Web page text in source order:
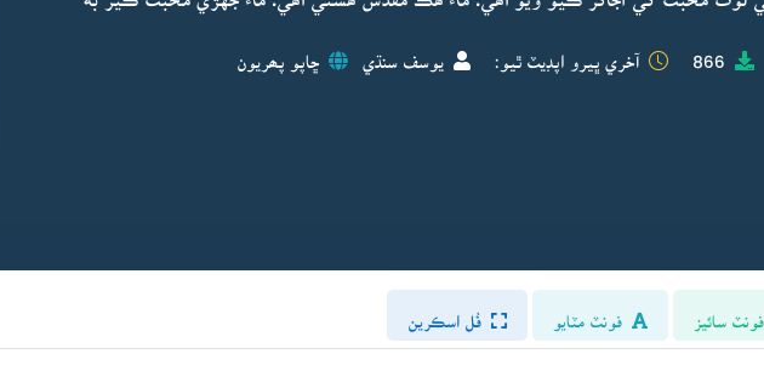
866 آخري ڀيرو اپڊيٽ ٿيو: يوسف سنڌي ڇاپو پھريون
فُل اسڪرين